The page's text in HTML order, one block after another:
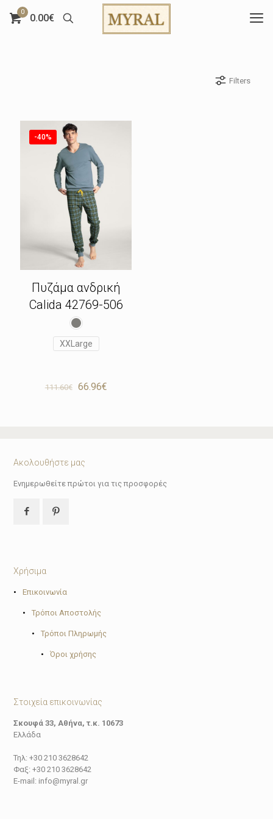
0
0.00€
Filters
-40%
Πυζάμα ανδρική
Calida 42769-506
XXLarge
111.60€
Original
66.96€Η
Ακολουθήστε μας
Ενημερωθείτε πρώτοι για τις προσφορές
Χρήσιμα
• Επικοινωνία
• Τρόποι Αποστολής
• Τρόποι Πληρωμής
• Όροι χρήσης
Στοιχεία επικοινωνίας
Σκουφά 33, Αθήνα, τ.κ. 10673
Ελλάδα
Τηλ: +30 210 3628642
Φαξ: +30 210 3628642
E-mail: info@myral.gr